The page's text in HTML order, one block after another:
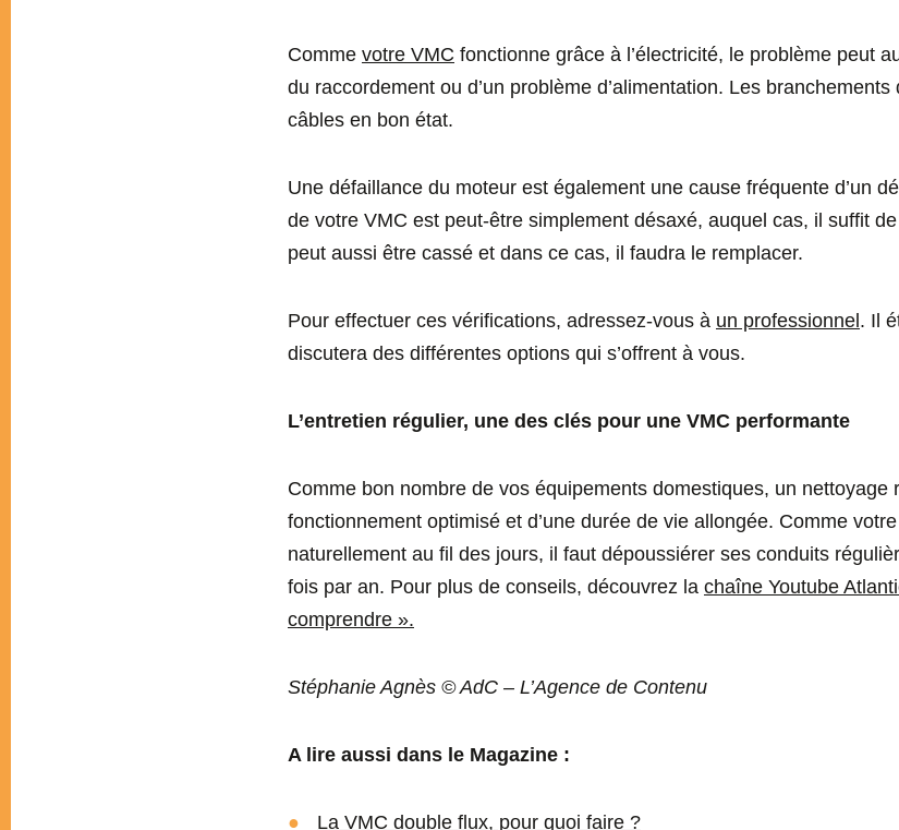
Comme votre VMC fonctionne grâce à l’électricité, le problème peut
du raccordement ou d’un problème d’alimentation. Les
câbles en bon état.
Une défaillance du moteur est également une cause fréquente d’un
de votre VMC est peut-être simplement désaxé, auquel cas, il suffit
peut aussi être cassé et dans ce cas, il faudra le remplacer.
Pour effectuer ces vérifications, adressez-vous à un professionnel . Il
discutera des différentes options qui s’offrent à vous.
L’entretien régulier, une des clés pour une VMC performante
Comme bon nombre de vos équipements domestiques, un nettoyage
fonctionnement optimisé et d’une durée de vie allongée. Comme
naturellement au fil des jours, il faut dépoussiérer ses conduits
fois par an. Pour plus de conseils, découvrez la chaîne Youtube
comprendre ».
Stéphanie Agnès © AdC – L’Agence de Contenu
A lire aussi dans le Magazine :
La VMC double flux, pour quoi faire ?